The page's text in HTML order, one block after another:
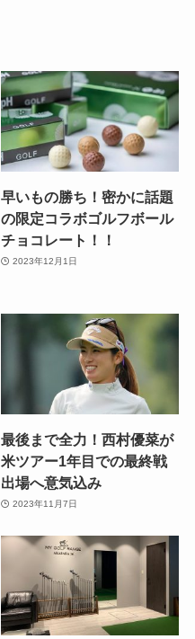
早いもの勝ち！密かに話題
の限定コラボゴルフボール
チョコレート！！
2023年12月1日
最後まで全力！西村優菜が
米ツアー1年目での最終戦
出場へ意気込み
2023年11月7日